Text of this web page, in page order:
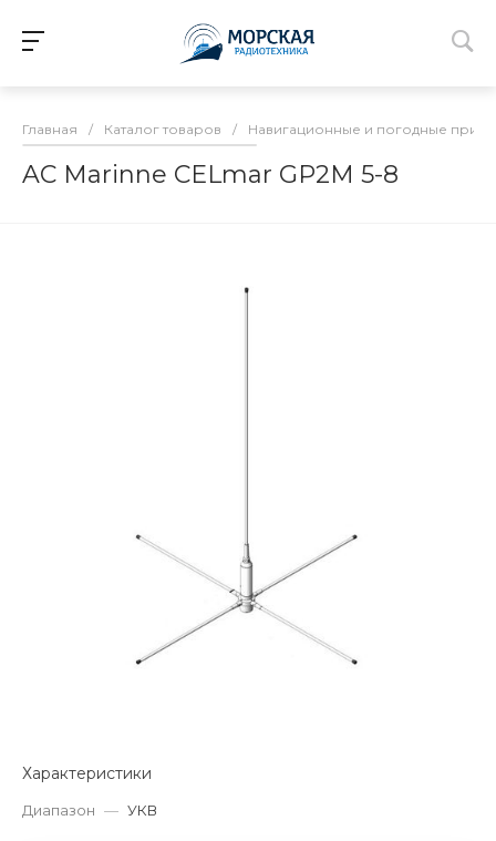
Главная / Каталог товаров / Навигационные и погодные
AC Marinne CELmar GP2M 5-8
Характеристики
Диапазон — УКВ